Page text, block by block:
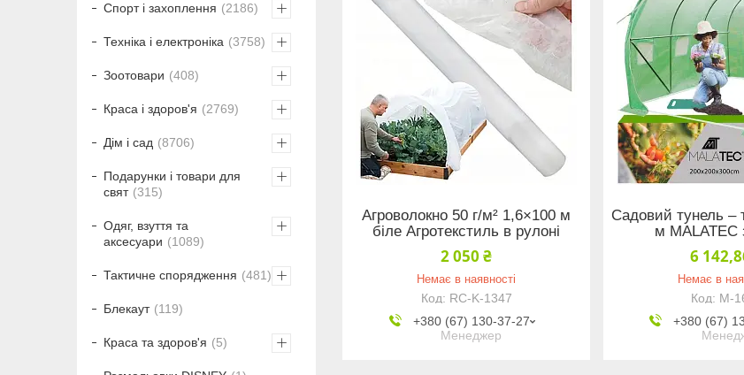
Агроволокно 50 г/м² 1,6×100 м
біле Агротекстиль в рулоні
2 050 ₴
Немає в наявності
RC-K-1347
+380 (67) 130-37-27
Менеджер
Садовий тунель –
м MALATEC
6
Немає в
M-
+380 (67)
Спорт і захоплення 2186
Техніка і електроніка 3758
Зоотовари 408
Краса і здоров'я 2769
Дім і сад 8706
Подарунки і товари для
свят
315
Одяг, взуття та
аксесуари
1089
Тактичне спорядження 481
Блекаут 119
Краса та здоров'я 5